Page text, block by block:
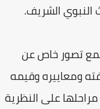
النبوي الشريف.
تصور خاص عن
ومعاييره وقيمه
على النظرية